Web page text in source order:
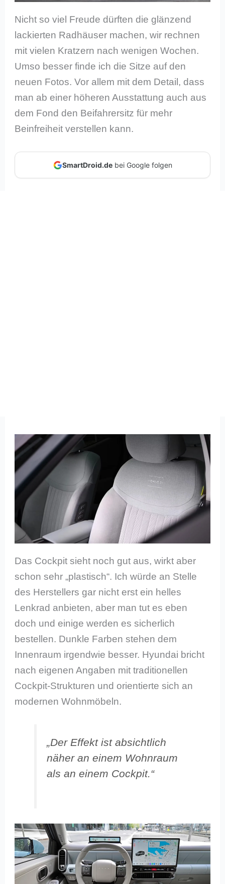
Nicht so viel Freude dürften die glänzend
lackierten Radhäuser machen, wir rechnen
mit vielen Kratzern nach wenigen Wochen.
Umso besser finde ich die Sitze auf den
neuen Fotos. Vor allem mit dem Detail, dass
man ab einer höheren Ausstattung auch aus
dem Fond den Beifahrersitz für mehr
Beinfreiheit verstellen kann.
SmartDroid.debei Google folgen
Das Cockpit sieht noch gut aus, wirkt aber
schon sehr „plastisch“. Ich würde an Stelle
des Herstellers gar nicht erst ein helles
Lenkrad anbieten, aber man tut es eben
doch und einige werden es sicherlich
bestellen. Dunkle Farben stehen dem
Innenraum irgendwie besser. Hyundai bricht
nach eigenen Angaben mit traditionellen
Cockpit-Strukturen und orientierte sich an
modernen Wohnmöbeln.
„Der Effekt ist absichtlich
näher an einem Wohnraum
als an einem Cockpit.“